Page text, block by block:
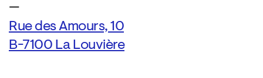
—
Rue des Amours, 10
B-7100 La Louvière